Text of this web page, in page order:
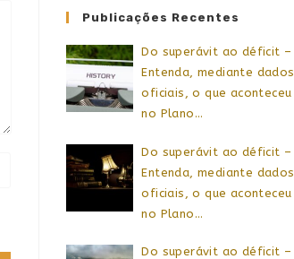
Publicações Recentes
Do superávit ao déficit –
Entenda, mediante dados
oficiais, o que aconteceu
no Plano…
Do superávit ao déficit –
Entenda, mediante dados
oficiais, o que aconteceu
no Plano…
Do superávit ao déficit –